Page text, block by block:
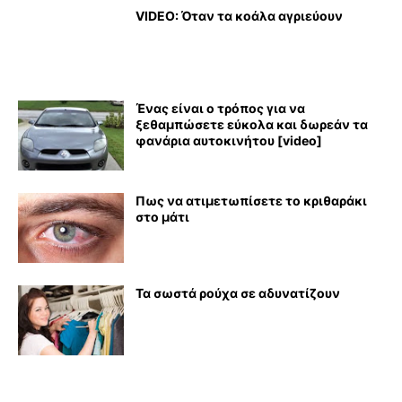
VIDEO: Όταν τα κοάλα αγριεύουν
Ένας είναι ο τρόπος για να
ξεθαμπώσετε εύκολα και δωρεάν τα
φανάρια αυτοκινήτου [video]
Πως να ατιμετωπίσετε το κριθαράκι
στο μάτι
Τα σωστά ρούχα σε αδυνατίζουν